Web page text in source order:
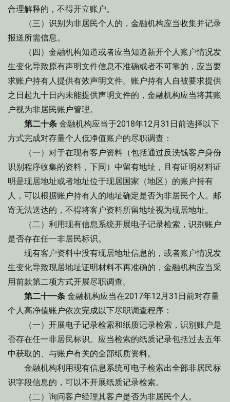
合理解释的，不得开立账户。
（三）识别为非居民个人的，金融机构应当收集并记录
报送所需信息。
（四）金融机构知道或者应当知道新开个人账户情况发
生变化导致原有声明文件信息不准确或者不可靠的，应当要
求账户持有人提供有效声明文件。账户持有人自被要求提供
之日起九十日内未能提供声明文件的，金融机构应当将其账
户视为非居民账户管理。
第二十条 金融机构应当于2018年12月31日前选择以下
方式完成对存量个人低净值账户的尽职调查：
（一）对于在现有客户资料（包括通过反洗钱客户身份
识别程序收集的资料，下同）中留有地址，且有证明材料证
明是现居地址或者地址位于现居国家（地区）的账户持有
人，可以根据账户持有人的地址确定是否为非居民个人。邮
寄无法送达的，不得将客户资料所留地址视为现居地址。
（二）利用现有信息系统开展电子记录检索，识别账户
是否存在任一非居民标识。
现有客户资料中没有现居地址信息的，或者账户情况发
生变化导致现居地址证明材料不再准确的，金融机构应当采
用前款第二项方式开展尽职调查。
第二十一条 金融机构应当在2017年12月31日前对存量
个人高净值账户依次完成以下尽职调查程序：
（一）开展电子记录检索和纸质记录检索，识别账户是
否存在任一非居民标识。应当检索的纸质记录包括过去五年
中获取的、与账户有关的全部纸质资料。
金融机构利用现有信息系统可电子检索出全部非居民标
识字段信息的，可以不开展纸质记录检索。
（二）询问客户经理其客户是否为非居民个人。